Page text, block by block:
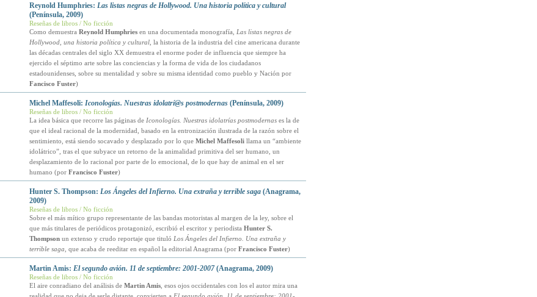
Reynold Humphries: Las listas negras de Hollywood. Una historia política y cultural
(Península, 2009)
Reseñas de libros / No ficción
Como demuestra Reynold Humphriesen una documentada monografía,
Las listas negras de
Hollywood, una historia política y cultural, la historia de la industria del cine americana durante
las décadas centrales del siglo XX demuestra el enorme poder de influencia que siempre ha
ejercido el séptimo arte sobre las conciencias y la forma de vida de los ciudadanos
estadounidenses, sobre su mentalidad y sobre su misma identidad como pueblo y Nación por
Fancisco Fuster)
Michel Maffesoli: Iconologías. Nuestras idolatrí@s postmodernas(Península, 2009)
Reseñas de libros / No ficción
La idea básica que recorre las páginas de Iconologías. Nuestras idolatrías postmodernases la de
que el ideal racional de la modernidad, basado en la entronización ilustrada de la razón sobre el
sentimiento, está siendo socavado y desplazado por lo que Michel Maffesolillama un “ambiente
idolátrico”, tras el que subyace un retorno de la animalidad primitiva del ser humano, un
desplazamiento de lo racional por parte de lo emocional, de lo que hay de animal en el ser
humano (por Francisco Fuster)
Hunter S. Thompson: Los Ángeles del Infierno. Una extraña y terrible saga(Anagrama,
2009)
Reseñas de libros / No ficción
Sobre el más mítico grupo representante de las bandas motoristas al margen de la ley, sobre el
que más titulares de periódicos protagonizó, escribió el escritor y periodista Hunter S.
Thompsonun extenso y crudo reportaje que tituló Los Ángeles del Infierno. Una extraña y
terrible saga , que acaba de reeditar en español la editorial Anagrama (por Francisco Fuster)
Martin Amis: El segundo avión. 11 de septiembre: 2001-2007(Anagrama, 2009)
Reseñas de libros / No ficción
El aire conradiano del análisis de Martin Amis, esos ojos occidentales con los el autor mira una